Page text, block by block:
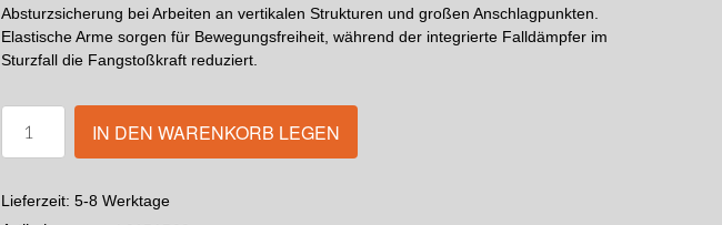
Absturzsicherung bei Arbeiten an vertikalen Strukturen und großen Anschlagpunkten.
Elastische Arme sorgen für Bewegungsfreiheit, während der integrierte Falldämpfer im
Sturzfall die Fangstoßkraft reduziert.
IN DEN WARENKORB LEGEN
Lieferzeit: 5-8 Werktage